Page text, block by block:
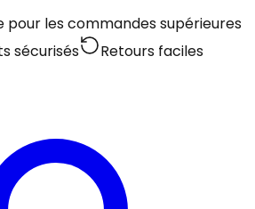
pour les commandes supérieures
sécurisés Retours faciles